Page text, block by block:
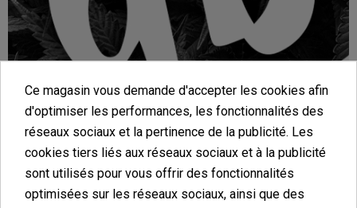
Livres de culture de
cannabis
La meilleure littérature sur le cannabis et sa
Ce magasin vous demande d'accepter les cookies afin
d'optimiser les performances, les fonctionnalités des
réseaux sociaux et la pertinence de la publicité. Les
cookies tiers liés aux réseaux sociaux et à la publicité
sont utilisés pour vous offrir des fonctionnalités
optimisées sur les réseaux sociaux, ainsi que des